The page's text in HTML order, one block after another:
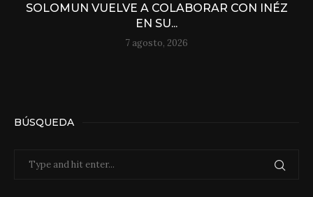
SOLOMUN VUELVE A COLABORAR CON INÉZ
EN SU...
7 agosto, 2026
BÚSQUEDA